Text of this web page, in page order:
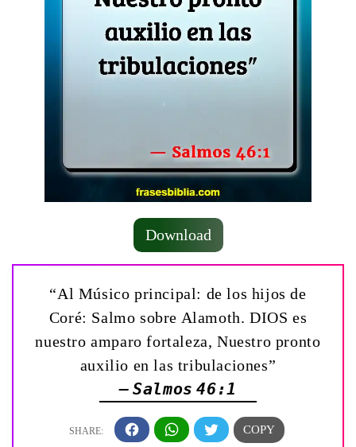
Download
“Al Músico principal: de los hijos de
Coré: Salmo sobre Alamoth. DIOS es
nuestro amparo fortaleza, Nuestro pronto
auxilio en las tribulaciones”
— Salmos 46:1